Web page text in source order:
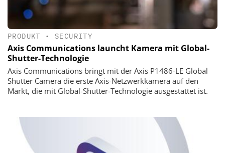
PRODUKT • SECURITY
Axis Communications launcht Kamera mit Global-
Shutter-Technologie
Axis Communications bringt mit der Axis P1486-LE Global
Shutter Camera die erste Axis-Netzwerkkamera auf den
Markt, die mit Global-Shutter-Technologie ausgestattet ist.